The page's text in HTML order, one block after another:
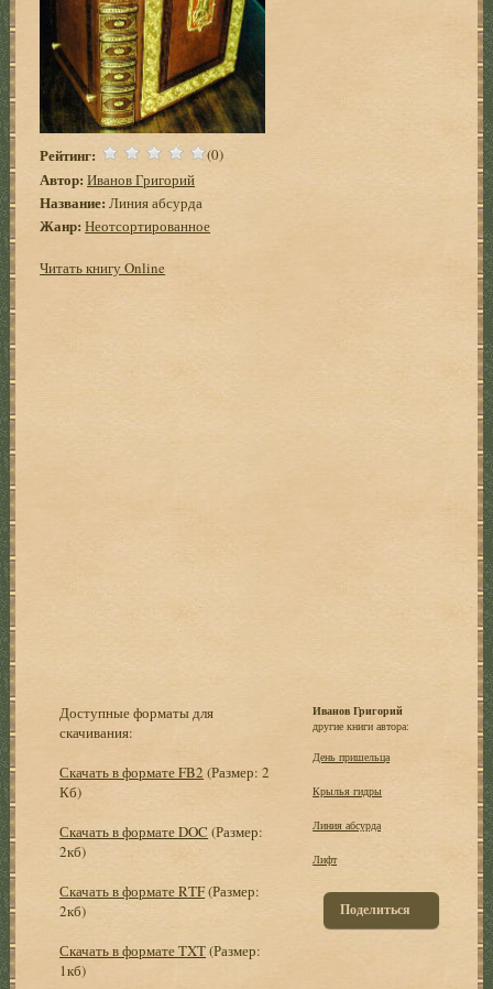
Рейтинг: (0)
Автор: Иванов Григорий
Название: Линия абсурда
Жанр: Неотсортированное
Читать книгу Online
Доступные форматы для
скачивания:
Скачать в формате FB2 (Размер: 2
Кб)
Скачать в формате DOC (Размер:
2кб)
Скачать в формате RTF(Размер:
2кб)
Скачать в формате TXT(Размер:
1кб)
Иванов Григорий
другие книги автора:
День пришельца
Крылья гидры
Линия абсурда
Лифт
Поделиться